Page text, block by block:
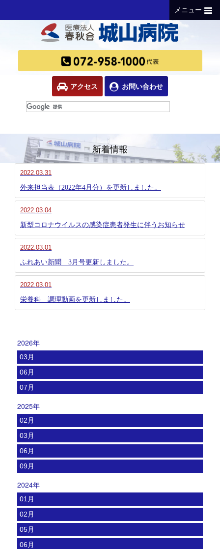
アクセス お問い合わせ
メニュー
新着情報
2022.03.31
外来担当表（2022年4月分）を更新しました。
2022.03.04
新型コロナウイルスの感染症患者発生に伴うお知らせ
2022.03.01
ふれあい新聞 3月号更新しました。
2022.03.01
栄養科 調理動画を更新しました。
2026年
03月
06月
07月
2025年
02月
03月
06月
09月
2024年
01月
02月
05月
06月